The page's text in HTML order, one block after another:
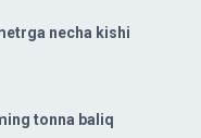
necha kishi
tonna baliq